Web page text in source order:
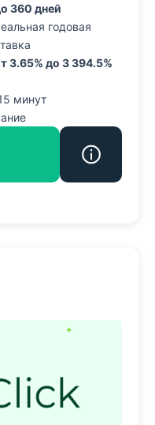
360 дней
годовая
3.65% до 3 394.5%
минут